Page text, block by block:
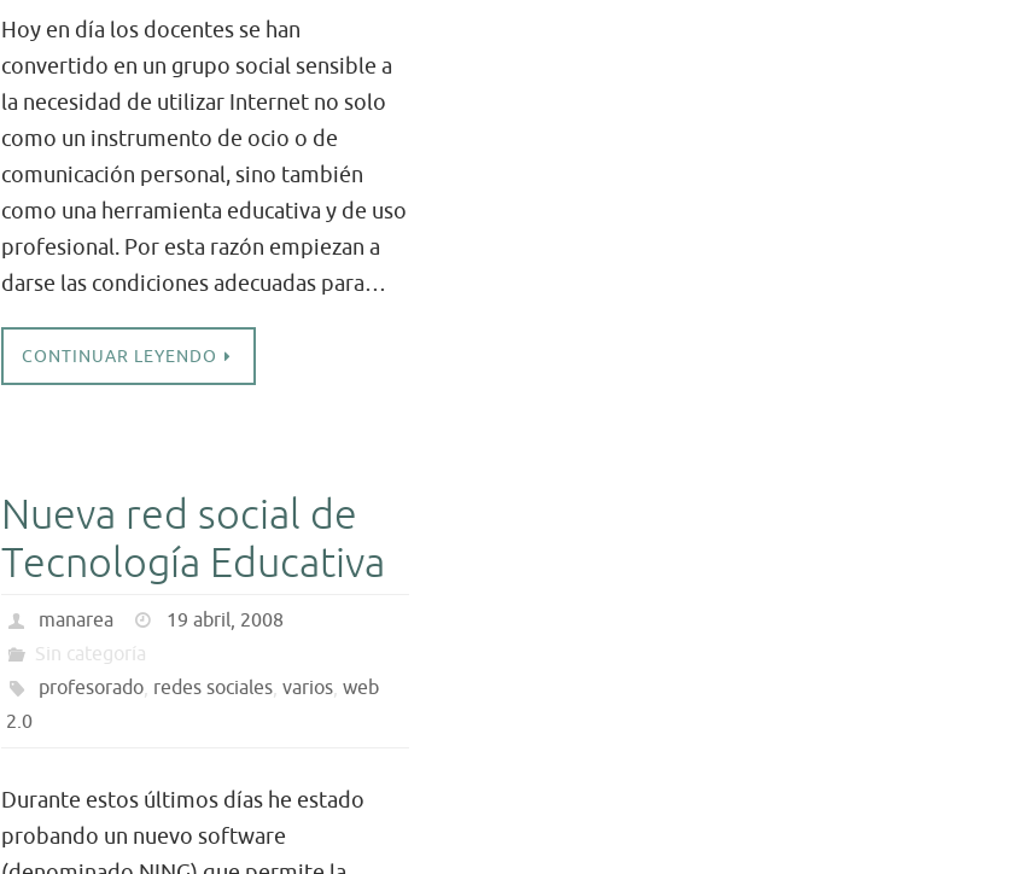
Hoy en día los docentes se han
convertido en un grupo social sensible a
la necesidad de utilizar Internet no solo
como un instrumento de ocio o de
comunicación personal, sino también
como una herramienta educativa y de uso
profesional. Por esta razón empiezan a
darse las condiciones adecuadas para…
CONTINUAR LEYENDO
Nueva red social de
Tecnología Educativa
manarea
19 abril, 2008
Sin categoría
profesorado, redes sociales,varios,web
2.0
Durante estos últimos días he estado
probando un nuevo software